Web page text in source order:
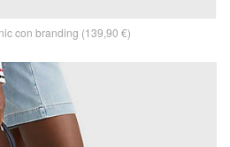
con branding (139,90 €)